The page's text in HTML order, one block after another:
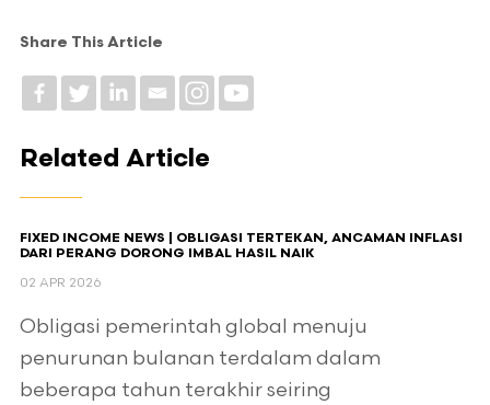
Share This Article
Related Article
FIXED INCOME NEWS | OBLIGASI TERTEKAN, ANCAMAN INFLASI
DARI PERANG DORONG IMBAL HASIL NAIK
02 APR 2026
Obligasi pemerintah global menuju
penurunan bulanan terdalam dalam
beberapa tahun terakhir seiring